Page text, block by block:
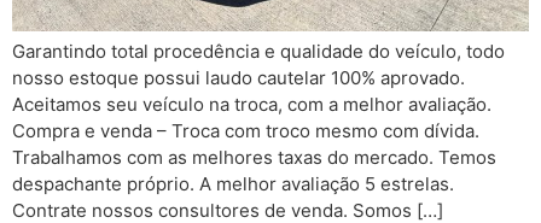
Garantindo total procedência e qualidade do veículo, todo
nosso estoque possui laudo cautelar 100% aprovado.
Aceitamos seu veículo na troca, com a melhor avaliação.
Compra e venda – Troca com troco mesmo com dívida.
Trabalhamos com as melhores taxas do mercado. Temos
despachante próprio. A melhor avaliação 5 estrelas.
Contrate nossos consultores de venda. Somos […]